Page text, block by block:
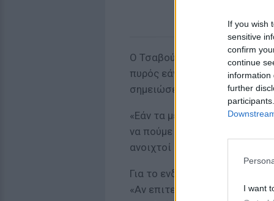
If you wish
sensitive
confirm
continue
information
further
I want
Ο Τσαβούσογλου είπε επίσης
πυρός εάν οι πλευρές δεν
σημειώσει προς την
«Εάν τα μέρη δεν
να πούμε ότι είμαστε
ανοιχτοί δίαυλοι μεταξύ
Για το ενδεχόμενο
«Αν επιτευχθεί ειρήνη, αν